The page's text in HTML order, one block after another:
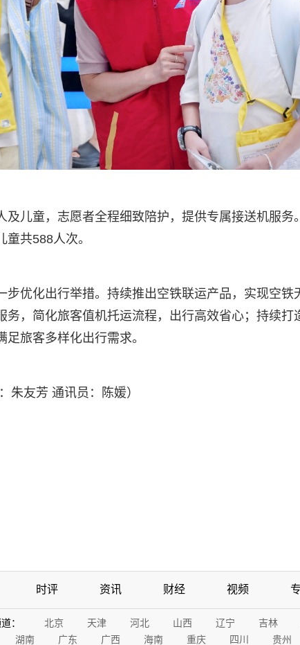
及儿童，志愿者全程细致陪护，提供专属接送机服务
共588人次。
步优化出行举措。持续推出空铁联运产品，实现空铁
，简化旅客值机托运流程，出行高效省心；持续打
旅客多样化出行需求。
朱友芳 通讯员：陈媛）
时评 资讯 财经 视频
： 北京 天津 河北 山西 辽宁 吉林
湖南 广东 广西 海南 重庆 四川 贵州